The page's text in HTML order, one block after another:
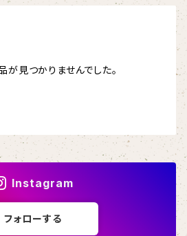
が見つかりませんでした。
Instagram
フォローする